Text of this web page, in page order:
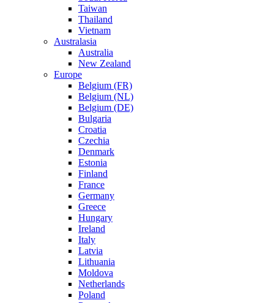
Taiwan
Thailand
Vietnam
Australasia
Australia
New Zealand
Europe
Belgium (FR)
Belgium (NL)
Belgium (DE)
Bulgaria
Croatia
Czechia
Denmark
Estonia
Finland
France
Germany
Greece
Hungary
Ireland
Italy
Latvia
Lithuania
Moldova
Netherlands
Poland